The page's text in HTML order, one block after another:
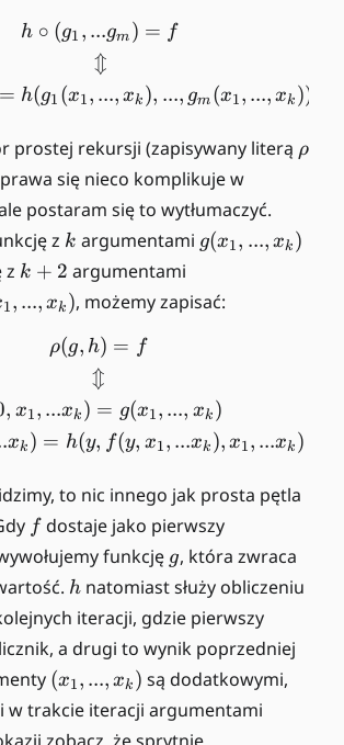
m
x
_
...
_
k
),
...
,
g
_
(
_
1,
...
x
_
k
\begin{gather*} h \circ
h ∘ (g1 , ...gm ) = f
⇕
= h(g1 (x1, ..., xk ), ..., gm (x1, ..., xk ))
prostej rekursji (zapisywany literą \
ρ
się nieco komplikuje w
postaram się to wytłumaczyć.
z k
k argumentami g
_
.,
x
k
g(x1, ..., xk )
z k
k + 2 argumentami
(
x
_
,
..
.,
x
_
k
)
1, ..., xk ), możemy zapisać:
\begin{gather*} \rho(g,h)
ρ(g, h) = f
⇕
, x1, ...xk ) = g(x1, ..., xk )
xk ) = h(y, f(y, x1, ...xk ), x1, ...xk )
to nic innego jak prosta pętla
ff dostaje jako pierwszy
funkcję g
g, która zwraca
h
h natomiast służy obliczeniu
iteracji, gdzie pierwszy
a drugi to wynik poprzedniej
(
x
(x1, ..., xk ) są dodatkowymi,
w trakcie iteracji argumentami